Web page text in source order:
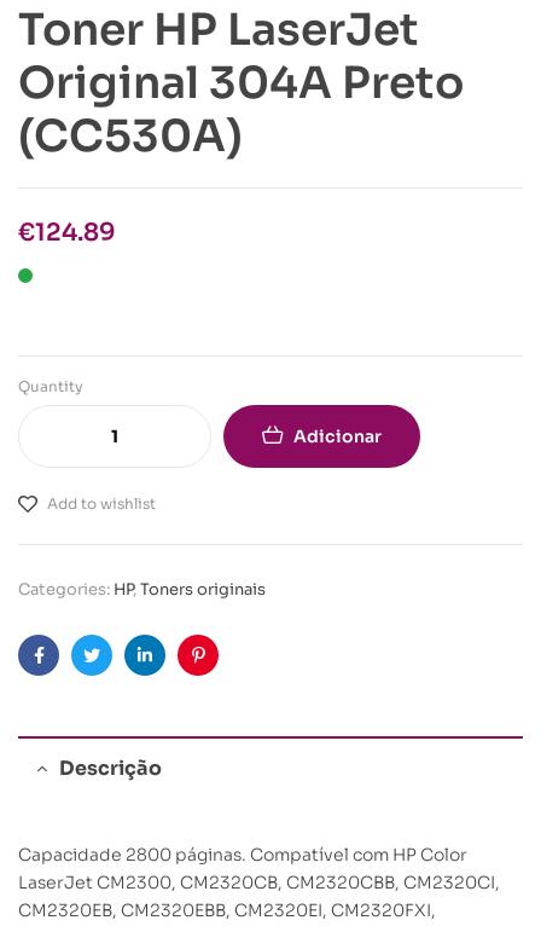
Toner HP LaserJet
Original 304A Preto
(CC530A)
€124.89
Quantity
Adicionar
Add to wishlist
Categories: HP,Toners originais
FacebookTwitterLinkedinPinterest
Descrição
Capacidade 2800 páginas. Compatível com HP Color
LaserJet CM2300, CM2320CB, CM2320CBB, CM2320CI,
CM2320EB, CM2320EBB, CM2320EI, CM2320FXI,